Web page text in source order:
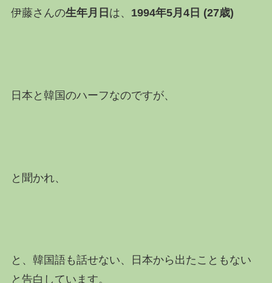
伊藤さんの生年月日 は、 1994年5月4日 (27歳)
日本と韓国のハーフなのですが、
と聞かれ、
と、韓国語も話せない、日本から出たこともない
と告白しています。